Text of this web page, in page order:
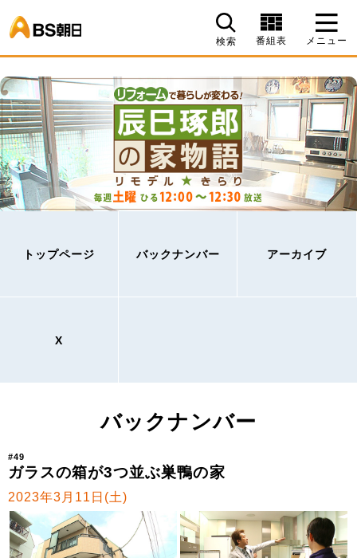
検索 番組表 メニュー
トップページ バックナンバー アーカイブ
X
バックナンバー
#49
ガラスの箱が3つ並ぶ巣鴨の家
2023年3月11日(土)